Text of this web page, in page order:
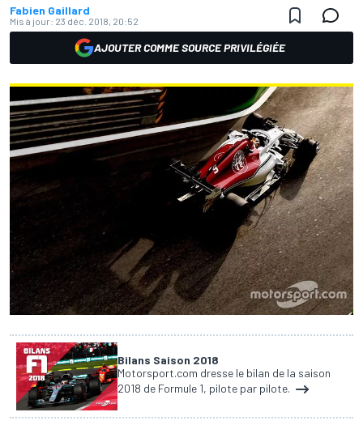
Fabien Gaillard
Mis à jour: 23 déc. 2018, 20:52
AJOUTER COMME SOURCE PRIVILÉGIÉE
Bilans Saison 2018
Motorsport.com dresse le bilan de la saison
2018 de Formule 1, pilote par pilote.